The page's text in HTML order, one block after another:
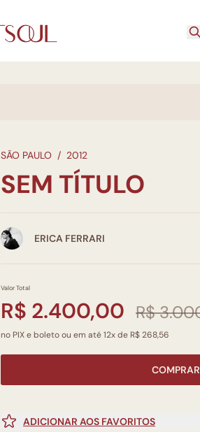
SÃO PAULO / 2012
SEM TÍTULO
ERICA FERRARI
Valor Total
R$ 2.400,00 R$
no PIX e boleto ou em até 12x de R$ 268,56
COMPRAR
ADICIONAR AOS FAVORITOS